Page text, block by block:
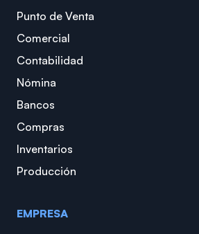
Punto de Venta
Comercial
Contabilidad
Nómina
Bancos
Compras
Inventarios
Producción
EMPRESA